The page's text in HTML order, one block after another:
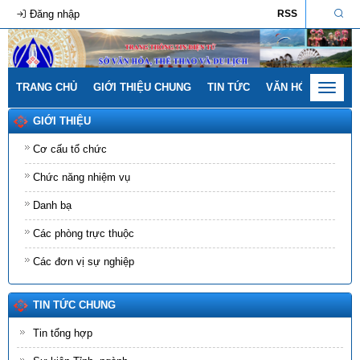
RSS
Đăng nhập
TRANG CHỦ GIỚI THIỆU CHUNG TIN TỨC VĂN HÓA - GIA
Toggle
GIỚI THIỆU
Cơ cấu tổ chức
Chức năng nhiệm vụ
Danh bạ
Các phòng trực thuộc
Các đơn vị sự nghiệp
TIN TỨC CHUNG
Tin tổng hợp